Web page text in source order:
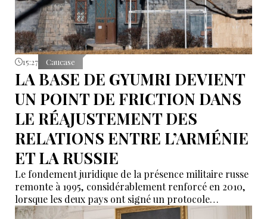
15:27 Caucase
LA BASE DE GYUMRI DEVIENT
UN POINT DE FRICTION DANS
LE RÉAJUSTEMENT DES
RELATIONS ENTRE L’ARMÉNIE
ET LA RUSSIE
Le fondement juridique de la présence militaire russe
remonte à 1995, considérablement renforcé en 2010,
lorsque les deux pays ont signé un protocole
additionnel prolongeant sa validité jusqu’en 2044.